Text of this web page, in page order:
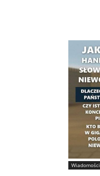
Wiadomości